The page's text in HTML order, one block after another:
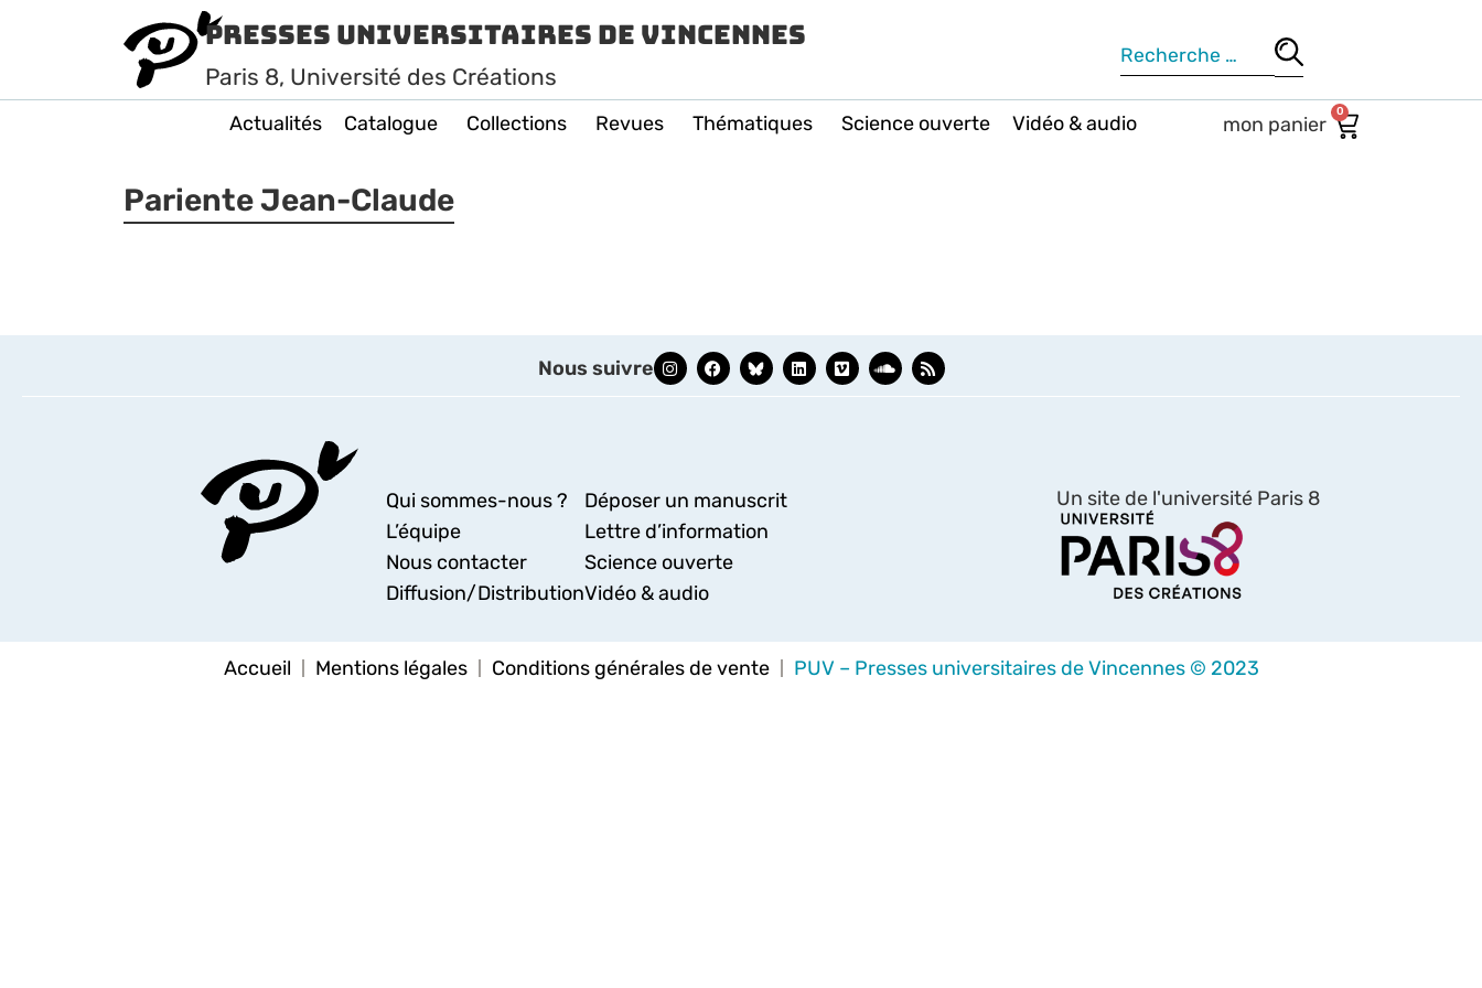
Presses Universitaires de Vincennes
Paris 8, Université des Créations
Actualités Catalogue Collections Revues Thématiques Science ouverte Vidéo & audio 0
Pariente Jean-Claude
Nous suivre
Qui sommes-nous ?
L’équipe
Nous contacter
Diffusion/Distribution
Déposer un manuscrit
Lettre d’information
Science ouverte
Vidéo & audio
Un site de l'université Paris 8
Accueil Mentions légales Conditions générales de vente PUV – Presses universitaires de Vincennes © 2023